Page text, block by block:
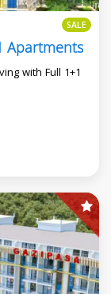
SALE
with Full